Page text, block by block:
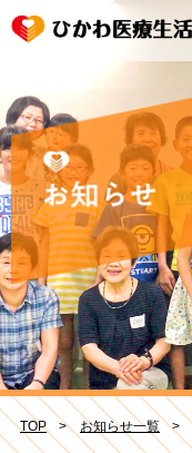
TOP お知らせ一覧